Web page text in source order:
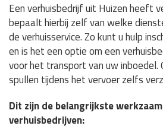
Een verhuisbedrijf uit Huizen heeft
bepaalt hierbij zelf van welke
de verhuisservice. Zo kunt u hulp
en is het een optie om een
voor het transport van uw inboedel.
spullen tijdens het vervoer zelfs
Dit zijn de belangrijkste
verhuisbedrijven: